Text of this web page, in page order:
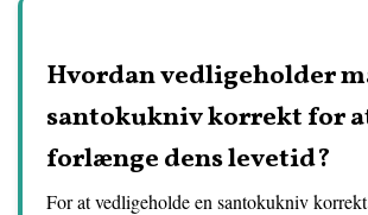
Hvordan vedligeholder
santokukniv korrekt for
forlænge dens levetid?
For at vedligeholde en santokukniv